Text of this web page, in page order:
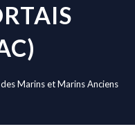
Marins et Marins Anciens